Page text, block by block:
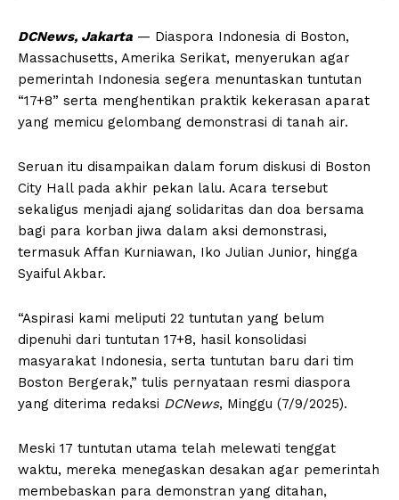
DCNews, Jakarta — Diaspora Indonesia di Boston,
Massachusetts, Amerika Serikat, menyerukan agar
pemerintah Indonesia segera menuntaskan tuntutan
“17+8” serta menghentikan praktik kekerasan aparat
yang memicu gelombang demonstrasi di tanah air.
Seruan itu disampaikan dalam forum diskusi di Boston
City Hall pada akhir pekan lalu. Acara tersebut
sekaligus menjadi ajang solidaritas dan doa bersama
bagi para korban jiwa dalam aksi demonstrasi,
termasuk Affan Kurniawan, Iko Julian Junior, hingga
Syaiful Akbar.
“Aspirasi kami meliputi 22 tuntutan yang belum
dipenuhi dari tuntutan 17+8, hasil konsolidasi
masyarakat Indonesia, serta tuntutan baru dari tim
Boston Bergerak,” tulis pernyataan resmi diaspora
yang diterima redaksi DCNews, Minggu (7/9/2025).
Meski 17 tuntutan utama telah melewati tenggat
waktu, mereka menegaskan desakan agar pemerintah
membebaskan para demonstran yang ditahan,